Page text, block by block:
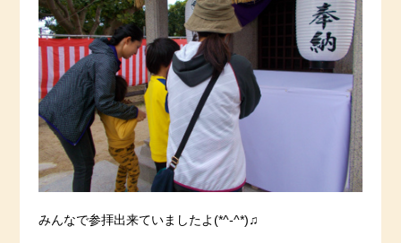
みんなで参拝出来ていましたよ(*^-^*)♫